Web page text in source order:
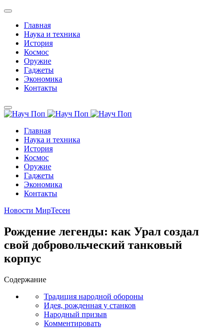
Главная
Наука и техника
История
Космос
Оружие
Гаджеты
Экономика
Контакты
Главная
Наука и техника
История
Космос
Оружие
Гаджеты
Экономика
Контакты
Новости МирТесен
Рождение легенды: как Урал создал
свой добровольческий танковый
корпус
Содержание
Традиция народной обороны
Идея, рожденная у станков
Народный призыв
Комментировать